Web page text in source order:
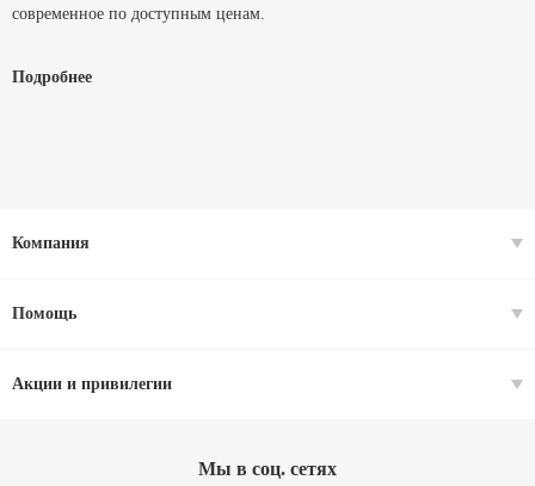
современное по доступным ценам.
Подробнее
Компания
Помощь
Акции и привилегии
Мы в соц. cетях